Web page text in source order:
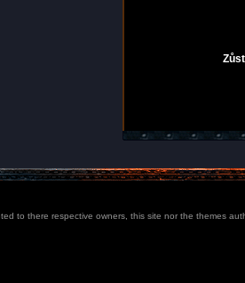
to there respective owners, this site nor the themes